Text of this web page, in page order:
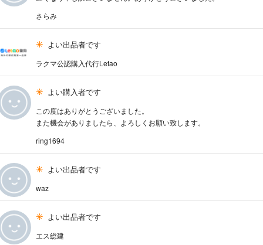
さらみ
よい出品者です
ラクマ公認購入代行Letao
よい購入者です
この度はありがとうございました。
また機会がありましたら、よろしくお願い致します。
ring1694
よい出品者です
waz
よい出品者です
エス総建